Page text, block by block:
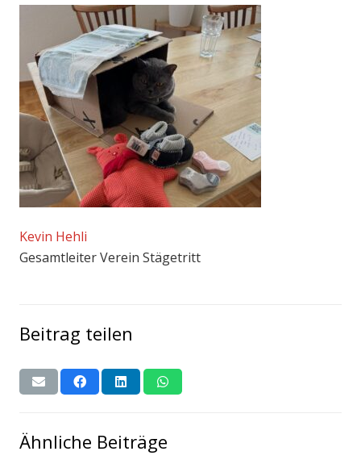
Kevin Hehli
Gesamtleiter Verein Stägetritt
Beitrag teilen
Ähnliche Beiträge